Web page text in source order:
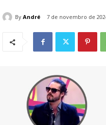
By André 7 de novembro de